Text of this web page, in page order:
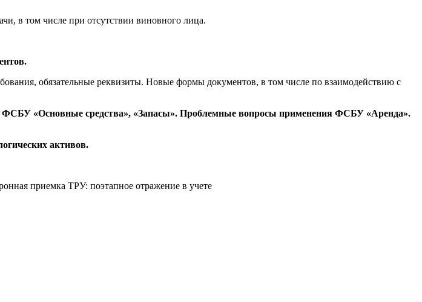
в том числе при отсутствии виновного лица.
обязательные реквизиты. Новые формы документов, в том числе по взаимодействию с
ФСБУ «Основные средства», «Запасы». Проблемные вопросы применения ФСБУ «Аренда».
активов.
приемка ТРУ: поэтапное отражение в учете